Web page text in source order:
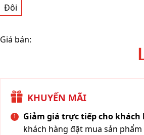
Đôi
Giá bán:
KHUYẾN MÃI
Giảm giá trực tiếp cho khách
khách hàng đặt mua sản